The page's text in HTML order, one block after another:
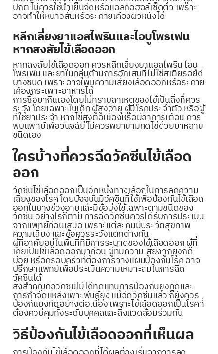
ปกติ ไม่ควรใช้น้ำเย็นจัดหรือแอลกอฮอล์เช็ดตัว เพราะ
อาจทำให้หนาวสั่นหรือระคายเคืองผิวหนังได้
หลีกเลี่ยงยาแอสไพรินและไอบูโพรเฟน
หากสงสัยไข้เลือดออก
หากสงสัยไข้เลือดออก ควรหลีกเลี่ยงยาแอสไพริน ไอบู
โพรเฟน และยาในกลุ่มต้านการอักเสบที่ไม่ใช่สเตียรอยด์
บางชนิด เพราะอาจเพิ่มความเสี่ยงเลือดออกหรือระคาย
เคืองกระเพาะอาหารได้
การซื้อยากินเองโดยไม่ทราบสาเหตุของไข้เป็นสิ่งที่ควร
ระวัง โดยเฉพาะในเด็ก ผู้สูงอายุ ผู้มีโรคประจำตัว หรือผู้
ที่ใช้ยาประจำ หากไข้สูงต่อเนื่องหรือมีอาการเตือน ควร
พบแพทย์เพื่อวินิจฉัย ไม่ควรพยายามกดไข้ด้วยยาหลาย
ชนิดเอง
ใครบ้างที่ควรฉีดวัคซีนไข้เลือด
ออก
วัคซีนไข้เลือดออกเป็นอีกหนึ่งทางเลือกในการลดความ
เสี่ยงของโรค โดยปัจจุบันมีวัคซีนที่ใช้เพื่อป้องกันไข้เลือด
ออกในบางช่วงอายุและมีข้อบ่งใช้เฉพาะตามชนิดของ
วัคซีน อย่างไรก็ตาม การฉีดวัคซีนควรได้รับการประเมิน
จากแพทย์ก่อนเสมอ เพราะแต่ละคนมีประวัติสุขภาพ
ความเสี่ยง และข้อควรระวังแตกต่างกัน
ผู้ที่อาศัยอยู่ในพื้นที่ที่มีการระบาดของไข้เลือดออก ผู้ที่
เคยเป็นไข้เลือดออกมาก่อน ผู้ที่มีความเสี่ยงถูกยุงกัด
บ่อย หรือครอบครัวที่ต้องการวางแผนป้องกันโรค อาจ
ปรึกษาแพทย์เพื่อประเมินความเหมาะสมในการฉีด
วัคซีนได้
สิ่งสำคัญคือวัคซีนไม่ได้ทดแทนการป้องกันยุงกัดและ
การกำจัดแหล่งเพาะพันธุ์ยุง แม้ฉีดวัคซีนแล้ว ก็ยังควร
ป้องกันยุงกัดอย่างต่อเนื่อง เพราะไข้เลือดออกเป็นโรคที่
ต้องควบคุมทั้งระดับบุคคลและสิ่งแวดล้อมร่วมกัน
วิธีป้องกันไข้เลือดออกที่เห็นผล